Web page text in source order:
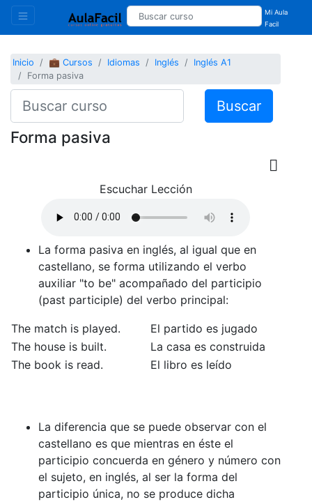
Mi Aula
Facil
Inicio 💼 Cursos Idiomas Inglés
Inglés A1
Forma pasiva
Buscar
Forma pasiva
Escuchar Lección
La forma pasiva en inglés, al igual que en
castellano, se forma utilizando el verbo
auxiliar "to be" acompañado del participio
(past participle) del verbo principal:
The match is played.
El partido es jugado
The house is built.
La casa es construida
The book is read.
El libro es leído
La diferencia que se puede observar con el
castellano es que mientras en éste el
participio concuerda en género y número con
el sujeto, en inglés, al ser la forma del
participio única, no se produce dicha